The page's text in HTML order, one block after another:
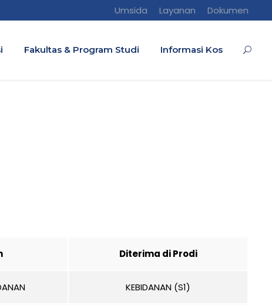
Umsida Layanan Dokumen
Fakultas & Program Studi Informasi Kos
Diterima di Prodi
KEBIDANAN (S1)